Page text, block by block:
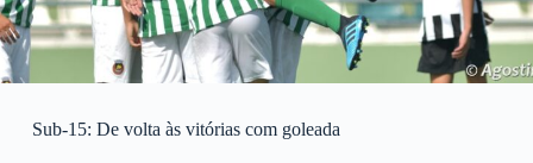
Sub-15: De volta às vitórias com goleada